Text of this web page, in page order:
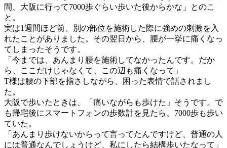
間、大阪に行って7000歩ぐらい歩いた後からかな」とのこ
と。
実は1週間ほど前、別の部位を施術した際に強めの刺激を入
れたことがありました。その翌日から、腰が一挙に痛くなっ
てしまったそうです。
「今までは、あんまり腰を施術してなかったんです。だか
ら、ここだけじゃなくて、この辺も痛くなって」
T様は腰の下部を指さしながら、困った表情で話されまし
た。
大阪で歩いたときは、「痛いながらも歩けた」そうです。で
も帰宅後にスマートフォンの歩数計を見たら、7000歩も歩い
ていた。
「あんまり歩けないからって言ってたんですけど、普通の人
には普通なんでしょうけど、私にしたら結構歩いたなって」